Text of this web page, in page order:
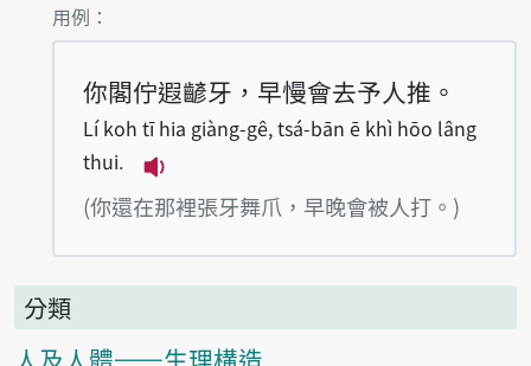
第2項釋義的
用例：
你閣佇遐齴牙，早慢會去予人推。
Lí koh tī hia giàng-gê, tsá-bān ē khì hōo lâng
thui.
播放例句Lí koh tī hia giàng-gê,
(你還在那裡張牙舞爪，早晚會被人打。)
分類